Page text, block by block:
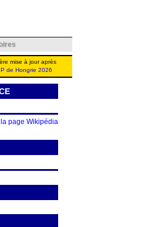
mise à jour après
de Hongrie 2026
page Wikipédia